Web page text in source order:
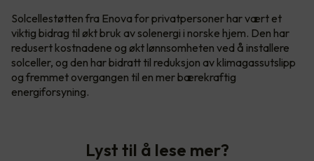
Solcellestøtten fra Enova for privatpersoner har vært et
viktig bidrag til økt bruk av solenergi i norske hjem. Den har
redusert kostnadene og økt lønnsomheten ved å installere
solceller, og den har bidratt til reduksjon av klimagassutslipp
og fremmet overgangen til en mer bærekraftig
energiforsyning.
Lyst til å lese mer?